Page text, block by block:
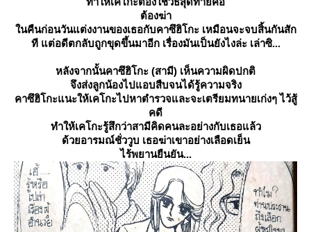
ต้องฆ่า
นคืนก่อนวันแต่งงานของเธอกับคาซึฮิโกะ เหมือนจะจบสิ้นกันสัก
ที แต่อดีตกลับถูกขุดขึ้นมาอีก เรื่องมันเป็นยังไงล่ะ เล่าซิ...
หลังจากนั้นคาซึฮิโกะ (สามี) เห็นความผิดปกติ
จึงส่งลูกน้องไปแอบสืบจนได้รู้ความจริง
คาซึฮิโกะแนะให้เคโกะไปหาตำรวจและจะเตรียมทนายเก่งๆ ไว้สู้
คดี
ทำให้เคโกะรู้สึกว่าสามีคิดคนละอย่างกับเธอแล้ว
ด้วยอารมณ์ชั่ววูบ เธอฆ่าเขาอย่างเลือดเย็น
ไร้พยานยืนยัน...